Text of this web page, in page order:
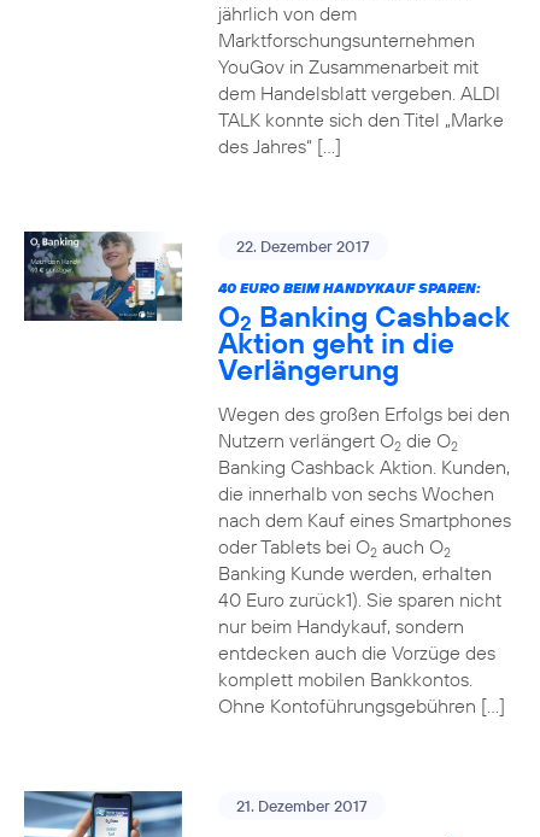
jährlich von dem
Marktforschungsunternehmen
YouGov in Zusammenarbeit mit
dem Handelsblatt vergeben. ALDI
TALK konnte sich den Titel „Marke
des Jahres“ […]
22. Dezember 2017
40 EURO BEIM HANDYKAUF SPAREN:
O2 Banking Cashback
Aktion geht in die
Verlängerung
Wegen des großen Erfolgs bei den
Nutzern verlängert O2die O2
Banking Cashback Aktion. Kunden,
die innerhalb von sechs Wochen
nach dem Kauf eines Smartphones
oder Tablets bei O2auch O2
Banking Kunde werden, erhalten
40 Euro zurück1). Sie sparen nicht
nur beim Handykauf, sondern
entdecken auch die Vorzüge des
komplett mobilen Bankkontos.
Ohne Kontoführungsgebühren […]
21. Dezember 2017